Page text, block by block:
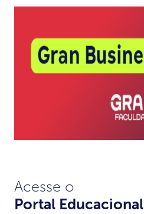
Acesse o
Portal Educacional